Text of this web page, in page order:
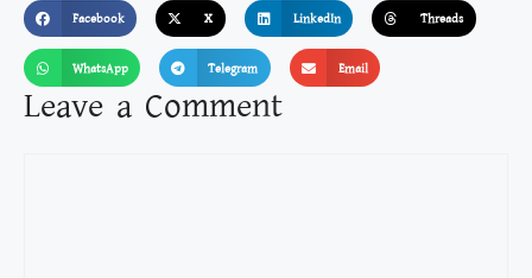
Facebook X LinkedIn Threads
WhatsApp Telegram Email
Leave a Comment